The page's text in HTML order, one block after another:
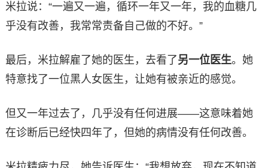
米拉说：“一遍又一遍，循环一年又一年，我的血糖几
乎没有改善，我常常责备自己做的不好。”
最后，米拉解雇了她的医生，去看了另一位医生。她
特意找了一位黑人女医生，让她有被亲近的感觉。
但又一年过去了，几乎没有任何进展——这意味着她
在诊断后已经快四年了，但她的病情没有任何改善。